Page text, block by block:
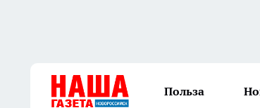
Польза